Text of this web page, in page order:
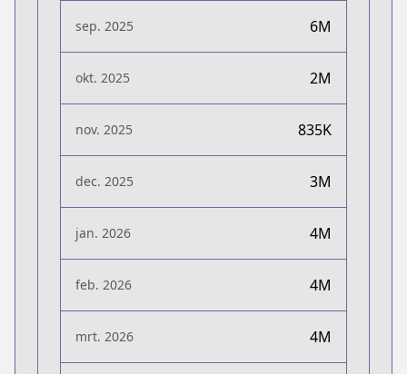
sep. 2025 6M
okt. 2025 2M
nov. 2025 835K
dec. 2025 3M
jan. 2026 4M
feb. 2026 4M
mrt. 2026 4M